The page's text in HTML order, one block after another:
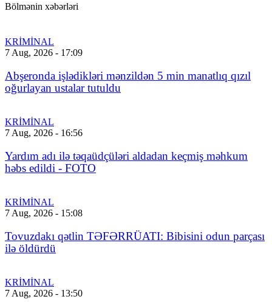
Bölmənin xəbərləri
KRİMİNAL
7 Aug, 2026 - 17:09
Abşeronda işlədikləri mənzildən 5 min manatlıq qızıl
oğurlayan ustalar tutuldu
KRİMİNAL
7 Aug, 2026 - 16:56
Yardım adı ilə təqaüdçüləri aldadan keçmiş məhkum
həbs edildi - FOTO
KRİMİNAL
7 Aug, 2026 - 15:08
Tovuzdakı qətlin TƏFƏRRÜATI: Bibisini odun parçası
ilə öldürdü
KRİMİNAL
7 Aug, 2026 - 13:50